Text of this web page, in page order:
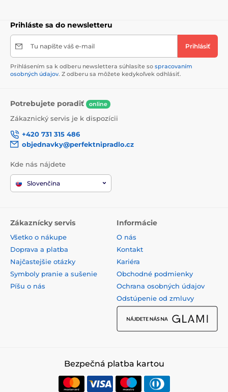
Prihláste sa do newsletteru
Tu napíšte váš e-mail Prihlásiť
Prihlásením sa k odberu newslettera súhlasíte so spracovaním
osobných údajov. Z odberu sa môžete kedykoľvek odhlásiť.
Potrebujete poradiť online
Zákaznický servis je k dispozícii
+420 731 315 486
objednavky@perfektnipradlo.cz
Kde nás nájdete
Slovenčina
Zákaznícky servis
Všetko o nákupe
Doprava a platba
Najčastejšie otázky
Symboly pranie a sušenie
Píšu o nás
Informácie
O nás
Kontakt
Kariéra
Obchodné podmienky
Ochrana osobných údajov
Odstúpenie od zmluvy
Bezpečná platba kartou